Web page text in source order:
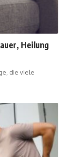
Heilung
die viele